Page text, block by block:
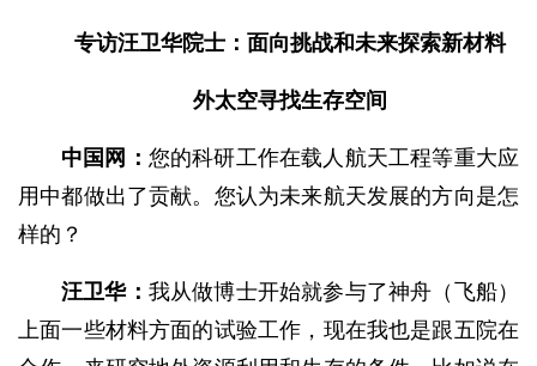
专访汪卫华院士：面向挑战和未来探索新材料
外太空寻找生存空间
中国网： 您的科研工作在载人航天工程等重大应
用中都做出了贡献。您认为未来航天发展的方向是怎
样的？
汪卫华： 我从做博士开始就参与了神舟（飞船）
上面一些材料方面的试验工作，现在我也是跟五院在